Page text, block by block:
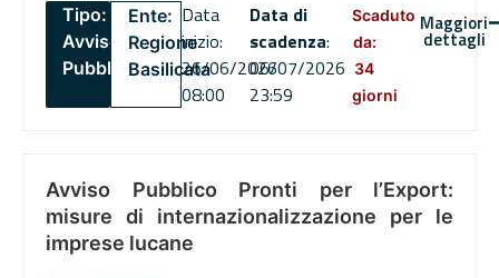
Tipo:
Avviso
Pubblico
Ente:
Regione
Basilicata
Data
inizio:
26/06/2026
08:00
Data di
scadenza:
06/07/2026
23:59
Scaduto
da:
34
giorni
Maggiori
dettagli
Avviso Pubblico Pronti per l’Export:
misure di internazionalizzazione per le
imprese lucane